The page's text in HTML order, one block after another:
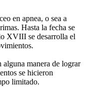
en apnea, o sea a
Hasta la fecha se
XVIII se desarrolla el
alguna manera de lograr
se hicieron
limitado.